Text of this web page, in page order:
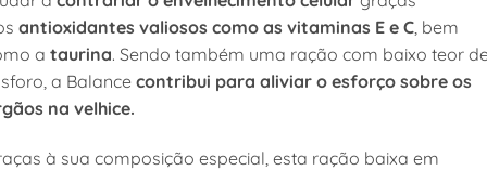
antioxidantes valiosos como as vitaminas E e C, bem
a taurina. Sendo também uma ração com baixo teor
a Balance contribui para aliviar o esforço sobre os
na velhice.
à sua composição especial, esta ração baixa em